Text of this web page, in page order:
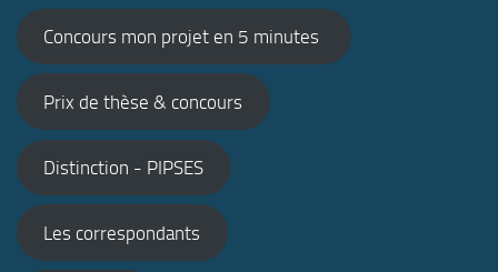
Concours mon projet en 5 minutes
Prix de thèse & concours
Distinction - PIPSES
Les correspondants